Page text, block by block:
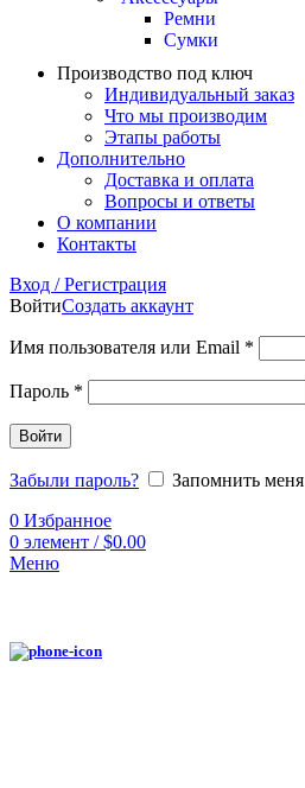
Ремни
Сумки
Производство под ключ
Индивидуальный заказ
Что мы производим
Этапы работы
Дополнительно
Доставка и оплата
Вопросы и ответы
О компании
Контакты
Вход / Регистрация
ВойтиСоздать аккаунт
Имя пользователя или Email *
Пароль *
Войти
Забыли пароль?
Запомнить меня
0 Избранное
0 элемент / $0.00
Меню